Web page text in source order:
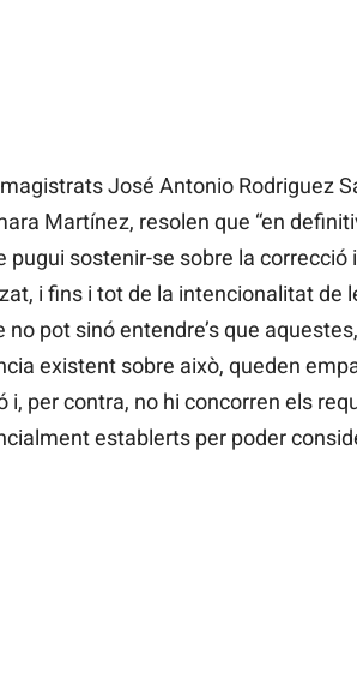
José Antonio Rodriguez
Martínez, resolen que “en
pugui sostenir-se sobre la correcció
i fins i tot de la intencionalitat de
no pot sinó entendre’s que
existent sobre això, queden
i, per contra, no hi concorren els
establerts per poder